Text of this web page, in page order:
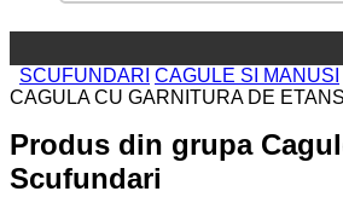
SCUFUNDARI CAGULE SI MANUSI
CAGULA CU GARNITURA DE
Produs din grupa
Scufundari